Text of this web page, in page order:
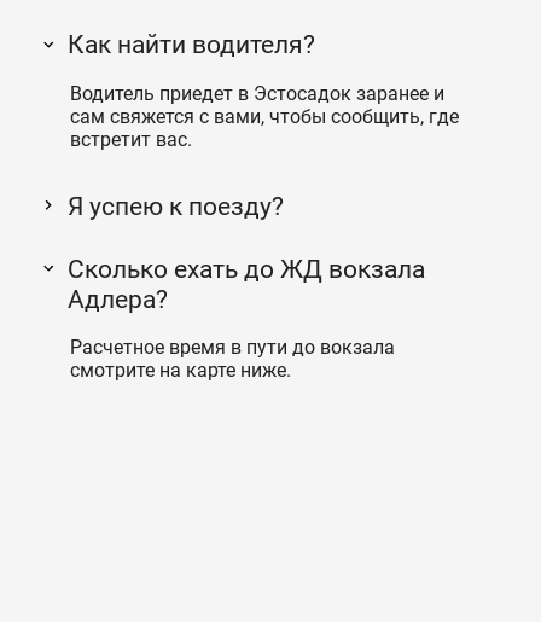
Как найти водителя?
Водитель приедет в Эстосадок заранее и
сам свяжется с вами, чтобы сообщить, где
встретит вас.
Я успею к поезду?
Сколько ехать до ЖД вокзала
Адлера?
Расчетное время в пути до вокзала
смотрите на карте ниже.